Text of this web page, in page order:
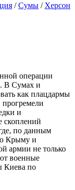
/Сумы / Херсон
операции
В Сумах и
как плацдармы
прогремели
и
скоплений
по данным
Крыму и
армии не только
военные
Киева по